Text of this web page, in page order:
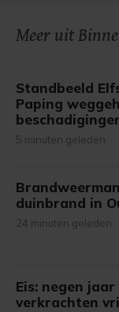
gemaakte keuze
Meer uit
Standbeeld
Paping
5 minuten geleden
duinbrand in
24 minuten geleden
Eis: negen
verkrachten